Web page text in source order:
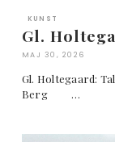
KUNST
Gl.
MAJ 30, 2026
Gl. Holtegaard:
Berg …